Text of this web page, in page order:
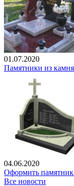
01.07.2020
Памятники из
04.06.2020
Оформить
Все новости